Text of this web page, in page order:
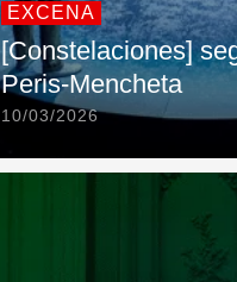
EXCENA
[Constelaciones]
Peris-Mencheta
10/03/2026